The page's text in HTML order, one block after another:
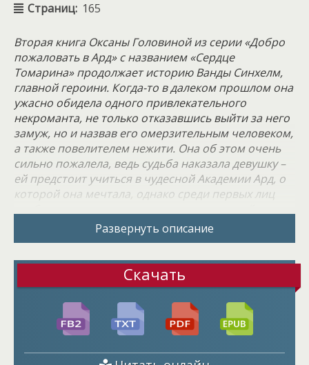
Страниц: 165
Вторая книга Оксаны Головиной из серии «Добро
пожаловать в Ард» с названием «Сердце
Томарина» продолжает историю Ванды Синхелм,
главной героини. Когда-то в далеком прошлом она
ужасно обидела одного привлекательного
некроманта, не только отказавшись выйти за него
замуж, но и назвав его омерзительным человеком,
а также повелителем нежити. Она об этом очень
сильно пожалела, ведь судьба наказала девушку –
ей предстоит учиться в чудесной Академии Ард, о
которой она мечтала, однако среди первых лиц
некромант. И он даже не простой преподаватель, а
ректор. Без всяких сомнений, он помнит эту
Уничтожит ее планы на будущее или пожалеет? Об
этом вы узнаете, прочитав это увлекательное
любовно-фантастическое произведение.
Ректор и некромант Рэйван – высокий, красивый и
вскружить одним своим видом голову любой
Развернуть описание
Скачать